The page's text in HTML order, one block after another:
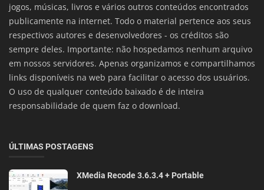
jogos, músicas, livros e vários outros conteúdos encontrados
publicamente na internet. Todo o material pertence aos seus
respectivos autores e desenvolvedores - os créditos são
sempre deles. Importante: não hospedamos nenhum arquivo
em nossos servidores. Apenas organizamos e compartilhamos
links disponíveis na web para facilitar o acesso dos usuários.
O uso de qualquer conteúdo baixado é de inteira
responsabilidade de quem faz o download.
ÚLTIMAS POSTAGENS
XMedia Recode 3.6.3.4 + Portable